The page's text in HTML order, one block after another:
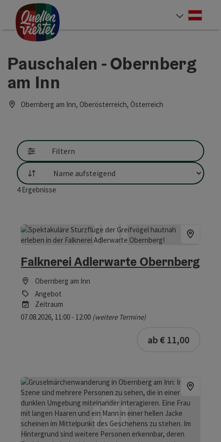
Zum Inhalt
Zur Navigation
Zum Seitenanfang
Pauschalen - Obernberg
am Inn
Obernberg am Inn, Oberösterreich, Österreich
Filtern
Sortierung
4Ergebnisse
Falknerei Adlerwarte Obernberg
Obernberg am Inn
Angebot
Zeitraum
07.08.2026, 11:00 - 12:00 (weitere Termine)
ab € 11,00